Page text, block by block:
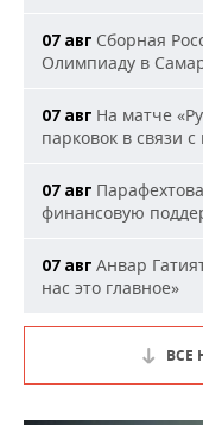
07 авг Сборная
Олимпиаду в
07 авг На матче
парковок в связи
07 авг
финансовую
07 авг Анвар
нас это главное»
ВСЕ